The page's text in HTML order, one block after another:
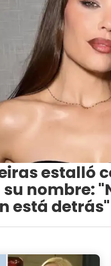
estalló
nombre:
está detrás"